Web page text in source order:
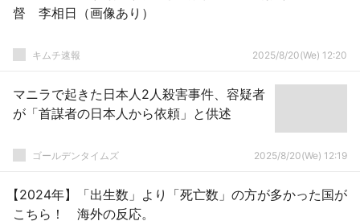
督 李相日（画像あり）
キムチ速報 2025/8/20(We) 12:20
マニラで起きた日本人2人殺害事件、容疑者
が「首謀者の日本人から依頼」と供述
ゴールデンタイムズ 2025/8/20(We) 12:19
【2024年】「出生数」より「死亡数」の方が多かった国が
こちら！ 海外の反応。